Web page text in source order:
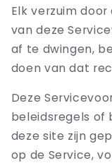
Elk verzuim
van deze
af te dwingen,
doen van dat
Deze
beleidsregels of
deze site zijn
op de Service,